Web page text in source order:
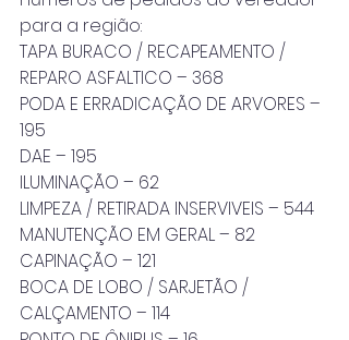
para a região:
TAPA BURACO / RECAPEAMENTO /
REPARO ASFALTICO – 368
PODA E ERRADICAÇÃO DE ARVORES –
195
DAE – 195
ILUMINAÇÃO – 62
LIMPEZA / RETIRADA INSERVIVEIS – 544
MANUTENÇÃO EM GERAL – 82
CAPINAÇÃO – 121
BOCA DE LOBO / SARJETÃO /
CALÇAMENTO – 114